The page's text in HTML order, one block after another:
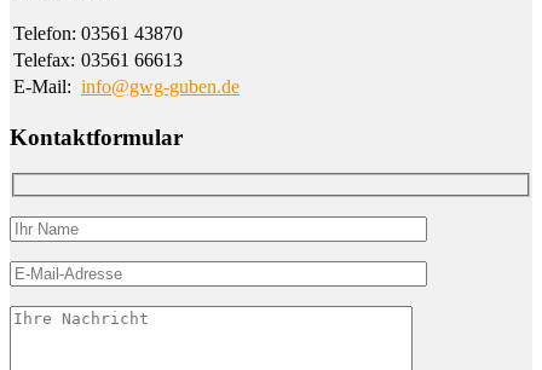
Telefon: 03561 43870
Telefax: 03561 66613
E-Mail: info@gwg-guben.de
Kontaktformular